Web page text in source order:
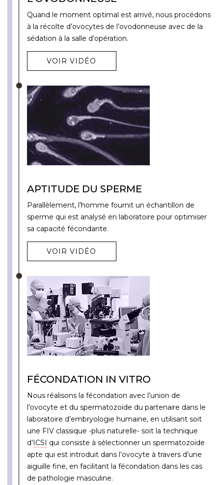
Quand le moment optimal est arrivé, nous procédons
à la récolte d’ovocytes de l’ovodonneuse avec de la
sédation à la salle d’opération.
VOIR VIDÉO
APTITUDE DU SPERME
Parallèlement, l’homme fournit un échantillon de
sperme qui est analysé en laboratoire pour optimiser
sa capacité fécondante.
VOIR VIDÉO
FÉCONDATION IN VITRO
Nous réalisons la fécondation avec l’union de
l’ovocyte et du spermatozoïde du partenaire dans le
laboratoire d’embryologie humaine, en utilisant soit
une FIV classique -plus naturelle- soit la technique
d’ ICSI
qui consiste à sélectionner un spermatozoïde
apte qui est introduit dans l’ovocyte à travers d’une
aiguille fine, en facilitant la fécondation dans les cas
de pathologie masculine.